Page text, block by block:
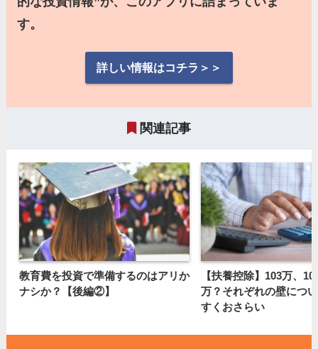
す。
詳しい情報はコチラ＞＞
関連記事
教育費を投資で準備するのはアリか
ナシか？【後編②】
【扶養控除】103万、
万？それぞれの壁につ
すくおさらい